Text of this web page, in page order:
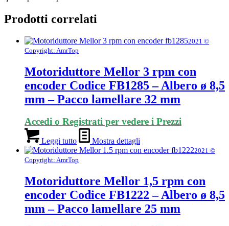
Prodotti correlati
2021 ©
Copyright: AmrTop
Motoriduttore Mellor 3 rpm con
encoder Codice FB1285 – Albero ø 8,5
mm – Pacco lamellare 32 mm
Accedi o Registrati per vedere i Prezzi
Leggi tutto Mostra dettagli
2021 ©
Copyright: AmrTop
Motoriduttore Mellor 1,5 rpm con
encoder Codice FB1222 – Albero ø 8,5
mm – Pacco lamellare 25 mm